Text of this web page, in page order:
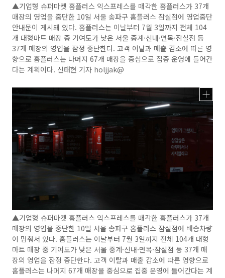
▲기업형 슈퍼마켓 홈플러스 익스프레스를 매각한 홈플러스가 37개
매장의 영업을 중단한 10일 서울 송파구 홈플러스 잠실점에 영업중단
안내문이 게시돼 있다. 홈플러스는 이날부터 7월 3일까지 전체 104
개 대형마트 매장 중 기여도가 낮은 서울 중계·신내·면목·잠실점 등
37개 매장의 영업을 잠정 중단한다. 고객 이탈과 매출 감소에 따른 영
향으로 홈플러스는 나머지 67개 매장을 중심으로 집중 운영에 들어간
다는 계획이다. 신태현 기자 holjjak@
▲기업형 슈퍼마켓 홈플러스 익스프레스를 매각한 홈플러스가 37개
매장의 영업을 중단한 10일 서울 송파구 홈플러스 잠실점에 배송차량
이 멈춰서 있다. 홈플러스는 이날부터 7월 3일까지 전체 104개 대형
마트 매장 중 기여도가 낮은 서울 중계·신내·면목·잠실점 등 37개 매
장의 영업을 잠정 중단한다. 고객 이탈과 매출 감소에 따른 영향으로
홈플러스는 나머지 67개 매장을 중심으로 집중 운영에 들어간다는 계